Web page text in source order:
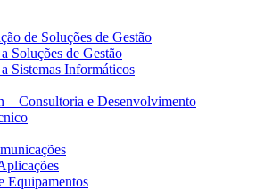
de Soluções de Gestão
Soluções de Gestão
Sistemas Informáticos
– Consultoria e Desenvolvimento
Equipamentos